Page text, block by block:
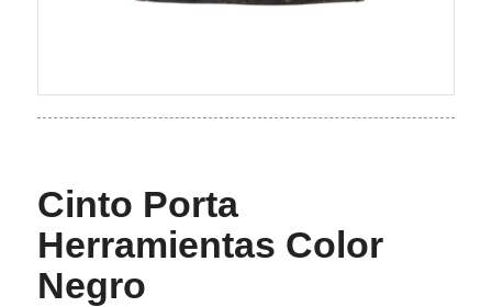
Cinto Porta
Herramientas Color
Negro